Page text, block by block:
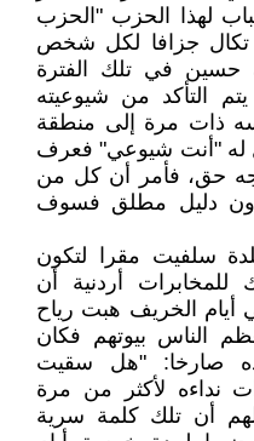
لهذا الحزب "الحزب
تكال جزافا لكل شخص
حسين في تلك الفترة
التأكد من شيوعيته
ذات مرة إلى منطقة
"أنت شيوعي" فعرف
وجه حق، فأمر أن كل من
دليل مطلق فسوف
سلفيت مقرا لتكون
للمخابرات أردنية أن
أيام الخريف هبت رياح
الناس بيوتهم فكان
صارخا: "هل سقيت
نداءه لأكثر من مرة
أن تلك كلمة سرية